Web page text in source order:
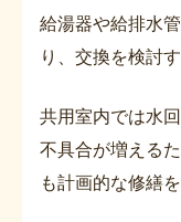
給湯器や給排水
り、交換を検討
共用室内では水
不具合が増える
も計画的な修繕